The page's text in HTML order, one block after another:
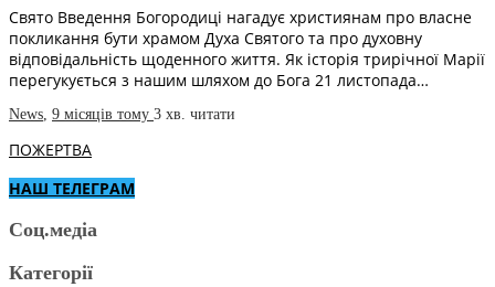
Свято Введення Богородиці нагадує християнам про власне
покликання бути храмом Духа Святого та про духовну
відповідальність щоденного життя. Як історія трирічної Марії
перегукується з нашим шляхом до Бога 21 листопада…
News, 9 місяців тому 3 хв. читати
ПОЖЕРТВА
НАШ ТЕЛЕГРАМ
Соц.медіа
Категорії